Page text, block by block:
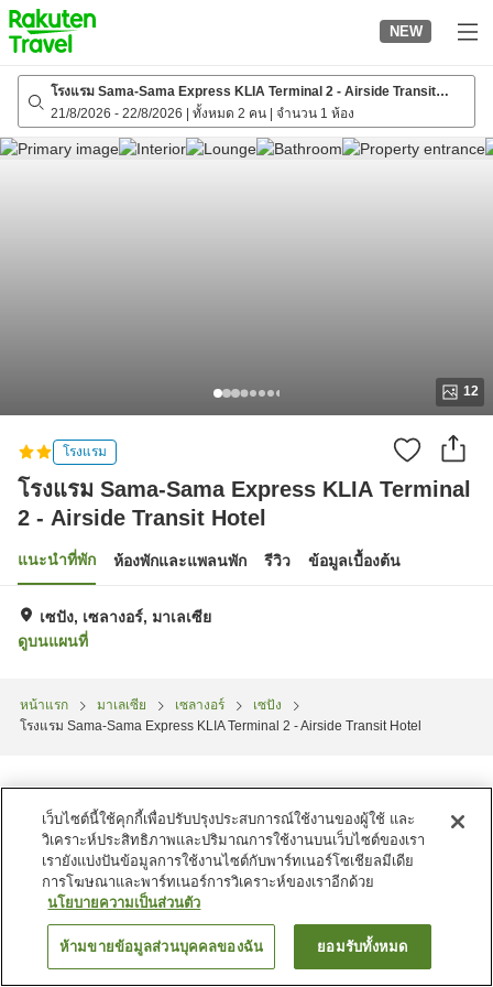
to
top
page
NEW
โรงแรม Sama-Sama Express KLIA Terminal 2 - Airside Transit
Hotel
21/8/2026 - 22/8/2026 ทั้งหมด 2 คน จำนวน 1 ห้อง
12
โรงแรม
โรงแรม Sama-Sama Express KLIA Terminal
2 - Airside Transit Hotel
แนะนำที่พัก ห้องพักและแพลนพัก รีวิว ข้อมูลเบื้องต้น
เซปัง, เซลางอร์, มาเลเซีย
ดูบนแผนที่
หน้าแรก มาเลเซีย เซลางอร์
เซปัง
โรงแรม Sama-Sama Express KLIA Terminal 2 - Airside Transit Hotel
ค้นหาห้องพัก
เว็บไซต์นี้ใช้คุกกี้เพื่อปรับปรุงประสบการณ์ใช้งานของผู้ใช้ และ
วิเคราะห์ประสิทธิภาพและปริมาณการใช้งานบนเว็บไซต์ของเรา
เรายังแบ่งปันข้อมูลการใช้งานไซต์กับพาร์ทเนอร์โซเชียลมีเดีย
การโฆษณาและพาร์ทเนอร์การวิเคราะห์ของเราอีกด้วย
นโยบายความเป็นส่วนตัว
ห้ามขายข้อมูลส่วนบุคคลของฉัน ยอมรับทั้งหมด